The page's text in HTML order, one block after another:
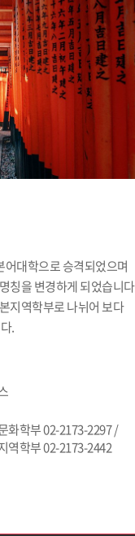
어대학으로 승격되었으며
칭을 변경하게 되었습니
지역학부로 나뉘어 보다
.
화학부 02-2173-2297 /
역학부 02-2173-2442